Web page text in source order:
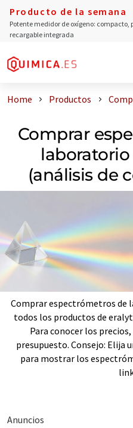
Producto de la semana
Potente medidor de oxígeno: compacto,
recargable integrada
Home Productos
Comprar
(análisis de
Comprar espectrómetros de
todos los productos de
Para conocer los
presupuesto. Consejo: Elija
para mostrar los
Anuncios